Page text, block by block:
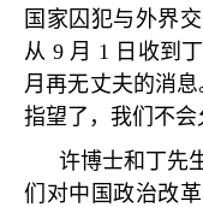
国家囚犯与外界
从 9 月 1 日收到
月再无丈夫的消
指望了，我们不会
许博士和丁先
们对中国政治改